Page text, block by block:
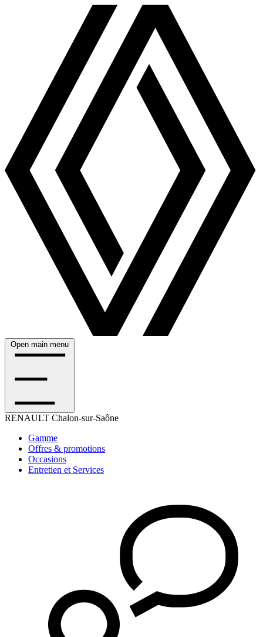
Open main menu
RENAULT Chalon-sur-Saône
Gamme
Offres & promotions
Occasions
Entretien et Services